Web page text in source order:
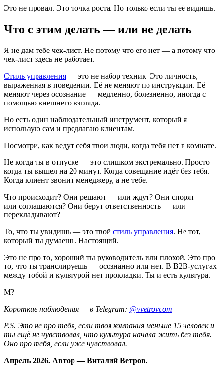
Это не провал. Это точка роста. Но только если ты её видишь.
Что с этим делать — или не делать
Я не дам тебе чек-лист. Не потому что его нет — а потому что
чек-лист здесь не работает.
Стиль управления — это не набор техник. Это личность,
выраженная в поведении. Её не меняют по инструкции. Её
меняют через осознание — медленно, болезненно, иногда с
помощью внешнего взгляда.
Но есть один наблюдательный инструмент, который я
использую сам и предлагаю клиентам.
Посмотри, как ведут себя твои люди, когда тебя нет в комнате.
Не когда ты в отпуске — это слишком экстремально. Просто
когда ты вышел на 20 минут. Когда совещание идёт без тебя.
Когда клиент звонит менеджеру, а не тебе.
Что происходит? Они решают — или ждут? Они спорят —
или соглашаются? Они берут ответственность — или
перекладывают?
То, что ты увидишь — это твой стиль управления. Не тот,
который ты думаешь. Настоящий.
Это не про то, хороший ты руководитель или плохой. Это про
то, что ты транслируешь — осознанно или нет. В B2B-услугах
между тобой и культурой нет прокладки. Ты и есть культура.
М?
Короткие наблюдения — в Telegram: @vvetrovcom
P.S. Это не про тебя, если твоя компания меньше 15 человек и
ты ещё не чувствовал, что культура начала жить без тебя.
Оно про тебя, если уже чувствовал.
Апрель 2026. Автор — Виталий Ветров.